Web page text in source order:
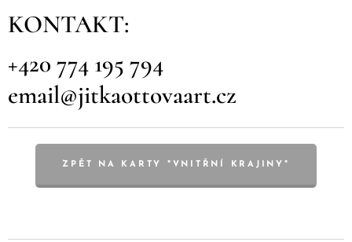
KONTAKT:
+420 774 195 794
email@jitkaottovaart.cz
ZPĚT NA KARTY "VNITŘNÍ KRAJINY"